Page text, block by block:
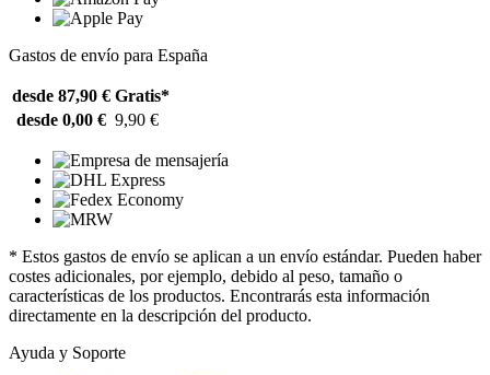
Gastos de envío para España
desde 87,90 € Gratis*
desde 0,00 € 9,90 €
* Estos gastos de envío se aplican a un envío estándar. Pueden haber
costes adicionales, por ejemplo, debido al peso, tamaño o
características de los productos. Encontrarás esta información
directamente en la descripción del producto.
Ayuda y Soporte